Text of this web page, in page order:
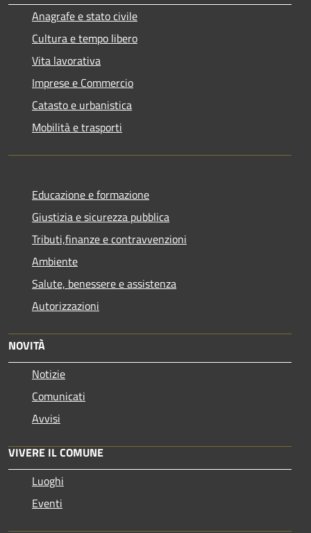
Anagrafe e stato civile
Cultura e tempo libero
Vita lavorativa
Imprese e Commercio
Catasto e urbanistica
Mobilità e trasporti
Educazione e formazione
Giustizia e sicurezza pubblica
Tributi,finanze e contravvenzioni
Ambiente
Salute, benessere e assistenza
Autorizzazioni
NOVITÀ
Notizie
Comunicati
Avvisi
VIVERE IL COMUNE
Luoghi
Eventi